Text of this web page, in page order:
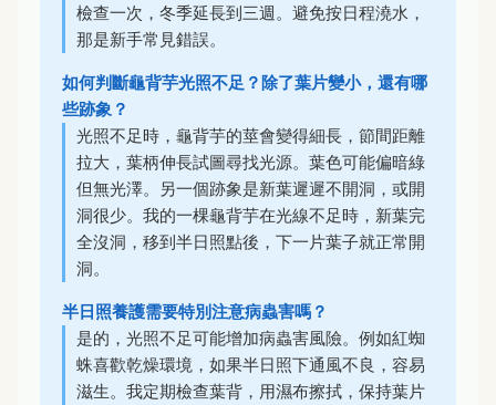
檢查一次，冬季延長到三週。避免按日程澆水，
那是新手常見錯誤。
如何判斷龜背芋光照不足？除了葉片變小，還有哪
些跡象？
光照不足時，龜背芋的莖會變得細長，節間距離
拉大，葉柄伸長試圖尋找光源。葉色可能偏暗綠
但無光澤。另一個跡象是新葉遲遲不開洞，或開
洞很少。我的一棵龜背芋在光線不足時，新葉完
全沒洞，移到半日照點後，下一片葉子就正常開
洞。
半日照養護需要特別注意病蟲害嗎？
是的，光照不足可能增加病蟲害風險。例如紅蜘
蛛喜歡乾燥環境，如果半日照下通風不良，容易
滋生。我定期檢查葉背，用濕布擦拭，保持葉片